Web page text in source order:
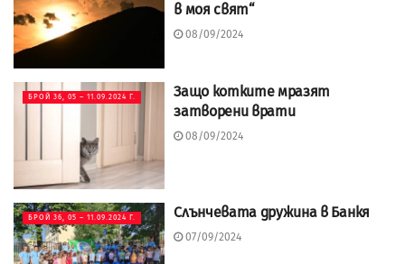
в моя свят“
08/09/2024
БРОЙ 36, 05 – 11.09.2024 Г.
Защо котките мразят
затворени врати
08/09/2024
БРОЙ 36, 05 – 11.09.2024 Г. Слънчевата дружина в Банкя
07/09/2024